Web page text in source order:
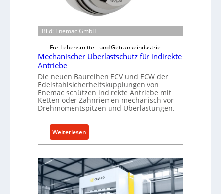
Bild: Enemac GmbH
Für Lebensmittel- und Getränkeindustrie
Mechanischer Überlastschutz für indirekte
Antriebe
Die neuen Baureihen ECV und ECW der
Edelstahlsicherheitskupplungen von
Enemac schützen indirekte Antriebe mit
Ketten oder Zahnriemen mechanisch vor
Drehmomentspitzen und Überlastungen.
Weiterlesen:
M
h